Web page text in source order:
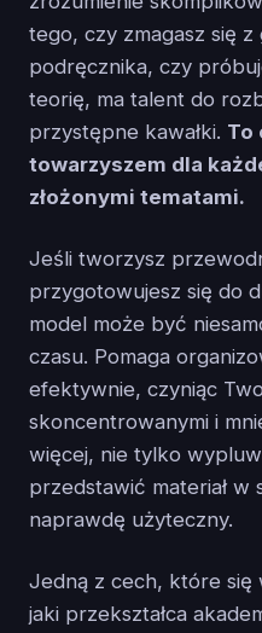
tego, czy zmagasz się z
podręcznika, czy
teorię, ma talent do
przystępne kawałki. To
towarzyszem dla
złożonymi tematami.
Jeśli tworzysz
przygotowujesz się do
model może być
czasu. Pomaga
efektywnie, czyniąc
skoncentrowanymi i
więcej, nie tylko
przedstawić materiał
naprawdę użyteczny.
Jedną z cech, które się
jaki przekształca